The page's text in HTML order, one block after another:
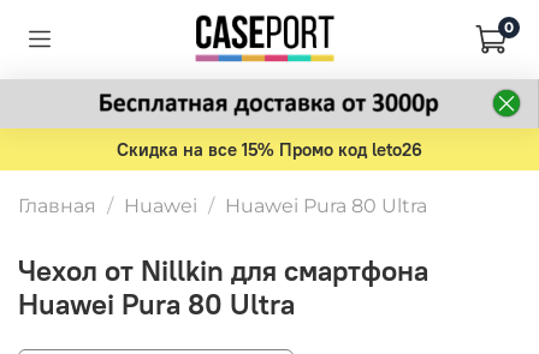
0
Скидка на все 15% Промо код leto26
Главная Huawei Huawei Pura 80 Ultra
Чехол от Nillkin для смартфона
Huawei Pura 80 Ultra